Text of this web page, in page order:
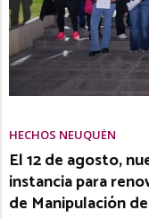
HECHOS NEUQUÉN
El 12 de agosto,
instancia para
de Manipulación